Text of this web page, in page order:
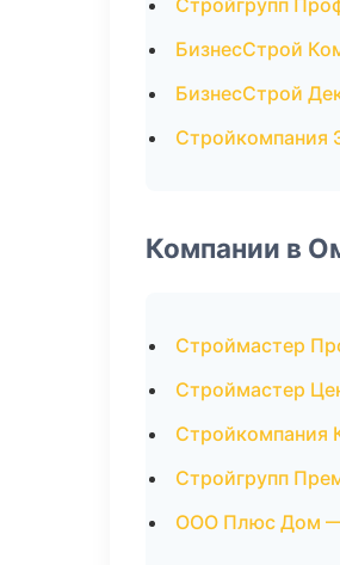
Стройгрупп
БизнесСтрой
БизнесСтрой
Стройкомпания
Компании в
Строймастер
Строймастер
Стройкомпания
Стройгрупп
ООО Плюс Дом —